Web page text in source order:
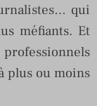
qui
méfiants. Et
plus ou moins